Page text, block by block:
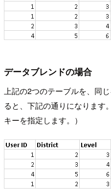
データブレンドの場合
上記の2つのテーブルを、同
ると、下記の通りになります
キーを指定します。）